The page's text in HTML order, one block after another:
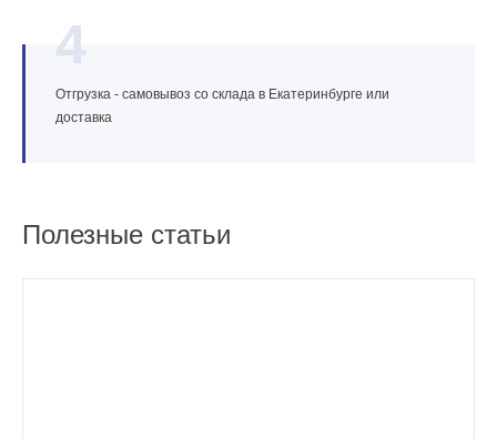
4
Отгрузка - самовывоз со склада в Екатеринбурге или
доставка
Полезные статьи